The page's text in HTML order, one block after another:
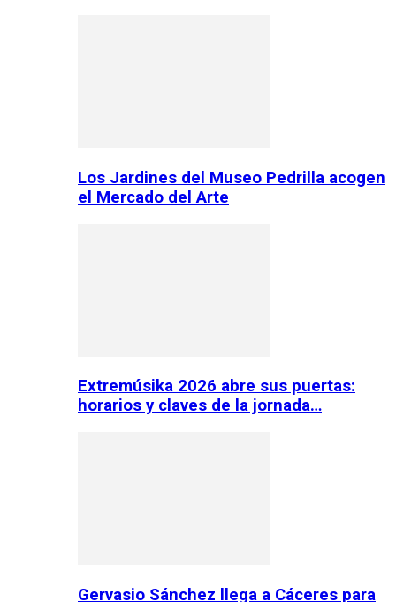
Los Jardines del Museo Pedrilla acogen
el Mercado del Arte
Extremúsika 2026 abre sus puertas:
horarios y claves de la jornada…
Gervasio Sánchez llega a Cáceres para